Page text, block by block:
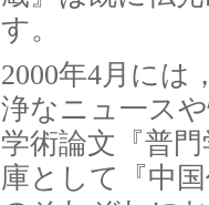
す。
2000年4月には
浄なニュ一ス
学術論文『普
庫として『中